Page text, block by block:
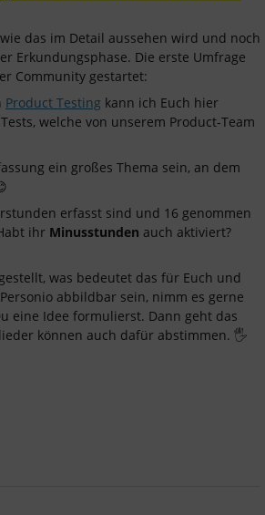
das im Detail aussehen wird und noch
Erkundungsphase. Die erste Umfrage
Community gestartet:
Product Testing kann ich Euch hier
welche von unserem Product-Team
ein großes Thema sein, an dem
erfasst sind und 16 genommen
ihr Minusstunden auch aktiviert?
was bedeutet das für Euch und
abbildbar sein, nimm es gerne
eine Idee formulierst. Dann geht das
können auch dafür abstimmen. 🖐